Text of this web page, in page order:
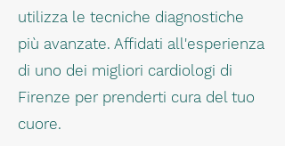
utilizza le tecniche diagnostiche
più avanzate. Affidati all'esperienza
di uno dei migliori cardiologi di
Firenze per prenderti cura del tuo
cuore.